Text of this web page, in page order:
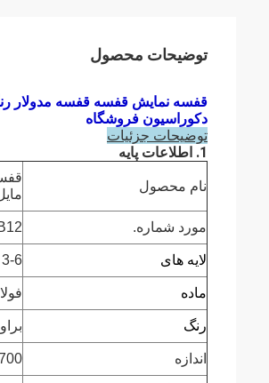
توضیحات محصول
قفسه نمایش قفسه قفسه مدولار
دکوراسیون فروشگاه
توضیحات جزئیات
1. اطلاعات پایه
نام محصول
مورد شماره.
لایه های 3-6
ماده
رنگ
اندازه 700 * 350 * 1800